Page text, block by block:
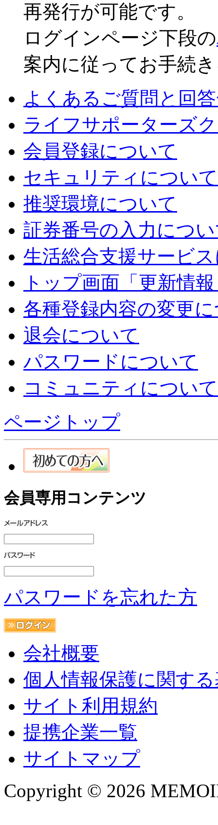
再発行が可能です。
ログインページ下段の
案内に従ってお手続
よくあるご質問と回
ライフサポーターズ
会員登録について
セキュリティについて
推奨環境について
証券番号の入力につ
生活総合支援サービ
トップ画面「更新情
各種登録内容の変更
退会について
パスワードについて
コミュニティについて
ページトップ
会員専用コンテンツ
パスワードを忘れた方
会社概要
個人情報保護に関す
サイト利用規約
提携企業一覧
サイトマップ
Copyright © 2026